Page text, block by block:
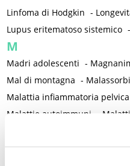
Linfoma di Hodgkin -
Lupus eritematoso sistemico -
M
Madri adolescenti -
Mal di montagna -
Malattia infiammatoria pelvica
Malattie autoimmuni
Malattie neurologiche -